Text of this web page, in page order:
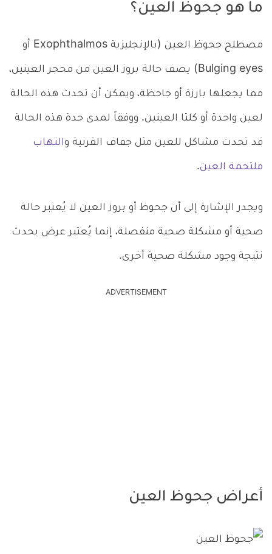
ما هو جحوظ العين؟
مصطلح جحوظ العين (بالإنجليزية Exophthalmos أو
Bulging eyes) يصف حالة بروز العين من محجر العينين،
مما يجعلها بارزة أو جاحظة، ويمكن أن تحدث هذه الحالة
لعين واحدة أو كلتا العينين. ووفقاً لمدى حدة هذه الحالة
قد تحدث مشاكل للعين مثل جفاف القرنية والتهاب
ملتحمة العين.
ويجدر الإشارة إلى أن جحوظ أو بروز العين لا يُعتبر حالة
صحية أو مشكلة صحية منفصلة، إنما يُعتبر عرض يحدث
نتيجة وجود مشكلة صحية أخرى.
ADVERTISEMENT
أعراض جحوظ العين